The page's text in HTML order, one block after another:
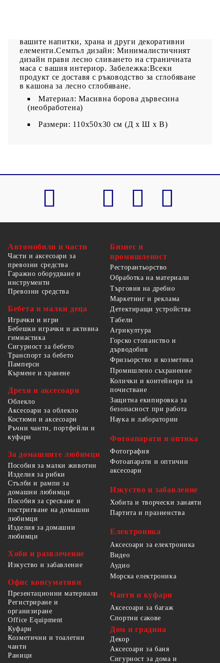
вашите напитки, храна и други декоративни
елементи.Семпъл дизайн: Минималистичният
дизайн прави лесно сливането на страничната
маса с вашия интериор. Забележка:Всеки
продукт се доставя с ръководство за сглобяване
в кашона за лесно сглобяване.
Материал: Масивна борова дървесина
(необработена)
Размери: 110x50x30 см (Д x Ш x В)
Автомобили и части
Части и аксесоари за
превозни средства
Гаражно оборудване и
инструменти
Превозни средства
Бебета и малки деца
Играчки и игри
Бебешки играчки и активна
гимнастика
Сигурност за бебето
Транспорт за бебето
Памперси
Кърмене и хранене
Дрехи и аксесоари
Облекло
Аксесоари за облекло
Костюми и аксесоари
Ръчни чанти, портфейли и
куфари
За домашните любимци
Пособия за малки животни
Изделия за рибки
Стълби и рампи за
домашни любимци
Пособия за сресване и
постригване на домашни
любимци
Изделия за домашни
любимци
Хоби и развлечение
Изкуство и забавление
Офис консумативи
Презентационни материали
Регистриране и
организиране
Office Equipment
Бизнес и
промишленост
Ресторантьорство
Обработка на материали
Търговия на дребно
Маркетинг и реклама
Детектиращи устройства
Табели
Агрикултура
Горско стопанство и
дърводобив
Фризьорство и козметика
Промишлено съхранение
Колички и контейнери за
почистване
Защитна екипировка за
безопасност при работа
Наука и лаборатории
Фотоапарати и оптика
Фотография
Фотоапарати и оптични
аксесоари
Изкуство и забавление
Хобита и творчески занаяти
Партита и празненства
Електроника
Аксесоари за електроника
Видео
Аудио
Морска електроника
Чанти и куфари
Аксесоари за багаж
Спортни сакове
Куфари
Козметични и тоалетни
чанти
Раници
Дом и градина
Декор
Аксесоари за баня
Сигурност за дома и